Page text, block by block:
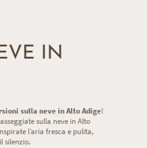
IN
sulla neve in Alto Adige!
sulla neve in Alto
l’aria fresca e pulita,
silenzio.